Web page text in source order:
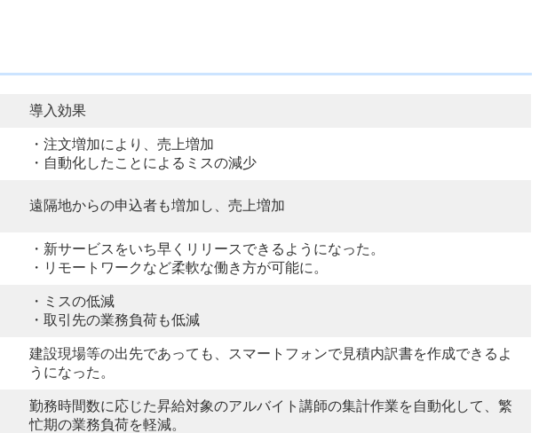
導入効果
・注文増加により、売上増加
・自動化したことによるミスの減少
遠隔地からの申込者も増加し、売上増加
・新サービスをいち早くリリースできるようになった。
・リモートワークなど柔軟な働き方が可能に。
・ミスの低減
・取引先の業務負荷も低減
建設現場等の出先であっても、スマートフォンで見積内訳書を作成できるよ
うになった。
勤務時間数に応じた昇給対象のアルバイト講師の集計作業を自動化して、繁
忙期の業務負荷を軽減。